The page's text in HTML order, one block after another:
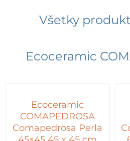
Všetky
Ecoceramic
Ecoceramic
COMAPEDROSA
Comapedrosa Perla